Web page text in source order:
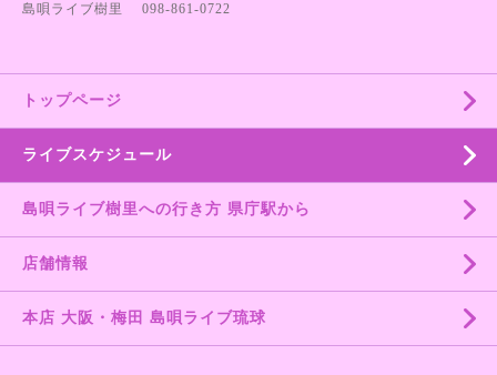
島唄ライブ樹里 098-861-0722
トップページ
ライブスケジュール
島唄ライブ樹里への行き方 県庁駅から
店舗情報
本店 大阪・梅田 島唄ライブ琉球